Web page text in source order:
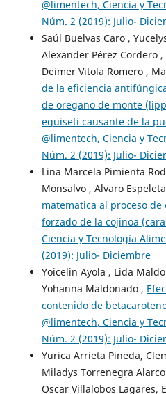
@limentech, Ciencia y
Núm. 2 (2019): Julio-
Saúl Buelvas Caro ,
Alexander Pérez Cordero
Deimer Vitola Romero ,
de la eficiencia
de oregano de monte
equiseti causante de la
@limentech, Ciencia y
Núm. 2 (2019): Julio-
Lina Marcela Pimienta
Monsalvo , Alvaro
matematica al proceso
forzado de la cojinoa
Ciencia y Tecnología
(2019): Julio- Diciembre
Yoicelin Ayola , Lida
Yohanna Maldonado ,
contenido de
@limentech, Ciencia y
Núm. 2 (2019): Julio-
Yurica Arrieta Pineda,
Miladys Torrenegra
Oscar Villalobos Lagares,